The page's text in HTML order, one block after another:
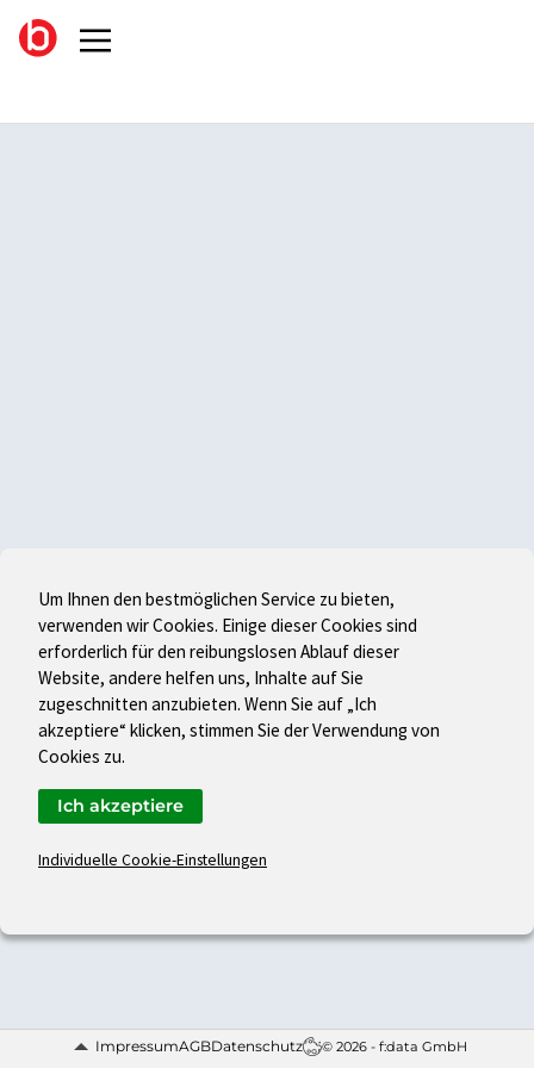
ImpressumAGBDatenschutz © 2026 - f:data GmbH
Um Ihnen den bestmöglichen Service zu bieten,
verwenden wir Cookies. Einige dieser Cookies sind
erforderlich für den reibungslosen Ablauf dieser
Website, andere helfen uns, Inhalte auf Sie
zugeschnitten anzubieten. Wenn Sie auf „Ich
akzeptiere“ klicken, stimmen Sie der Verwendung von
Cookies zu.
Individuelle Cookie-Einstellungen
Ich akzeptiere